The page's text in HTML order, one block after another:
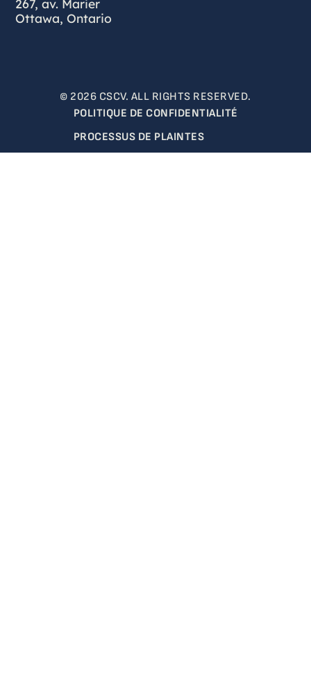
267, av. Marier
Ottawa, Ontario
© 2026 CSCV. ALL RIGHTS RESERVED.
POLITIQUE DE CONFIDENTIALITÉ
PROCESSUS DE PLAINTES